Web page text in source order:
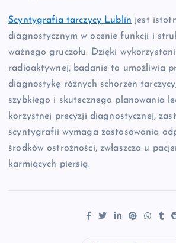
Scyntygrafia tarczycy Lublin jest
diagnostycznym w ocenie funkcji i
ważnego gruczołu. Dzięki
radioaktywnej, badanie to umożliwia
diagnostykę różnych schorzeń
szybkiego i skutecznego planowania
korzystnej precyzji diagnostycznej,
scyntygrafii wymaga zastosowania
środków ostrożności, zwłaszcza u
karmiących piersią.